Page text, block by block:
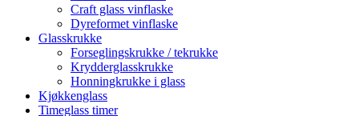
Craft glass vinflaske
Dyreformet vinflaske
Glasskrukke
Forseglingskrukke / tekrukke
Krydderglasskrukke
Honningkrukke i glass
Kjøkkenglass
Timeglass timer